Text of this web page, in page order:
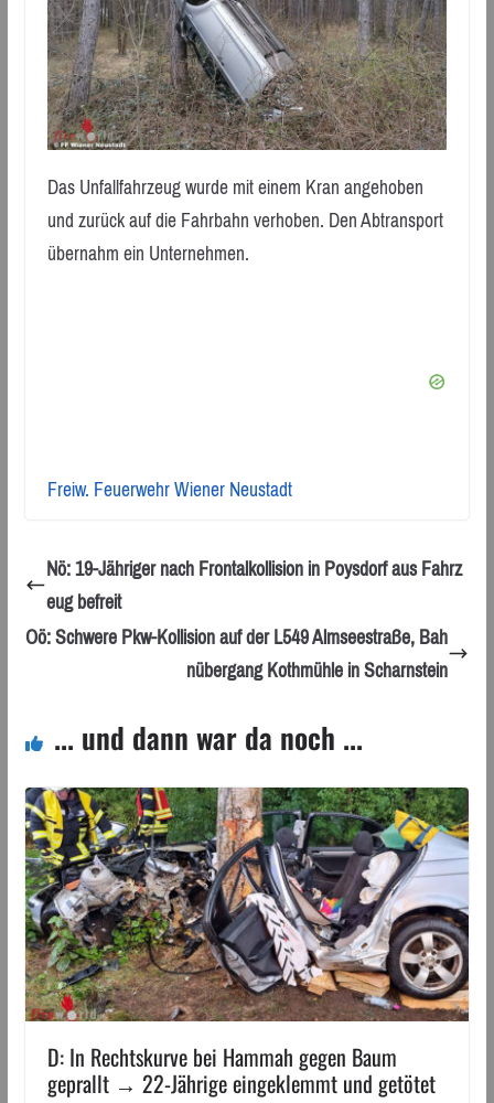
Das Unfallfahrzeug wurde mit einem Kran angehoben
und zurück auf die Fahrbahn verhoben. Den Abtransport
übernahm ein Unternehmen.
Freiw. Feuerwehr Wiener Neustadt
Nö: 19-Jähriger nach Frontalkollision in Poysdorf aus Fahrz
eug befreit
Oö: Schwere Pkw-Kollision auf der L549 Almseestraße, Bah
nübergang Kothmühle in Scharnstein
... und dann war da noch ...
D: In Rechtskurve bei Hammah gegen Baum
geprallt → 22-Jährige eingeklemmt und getötet